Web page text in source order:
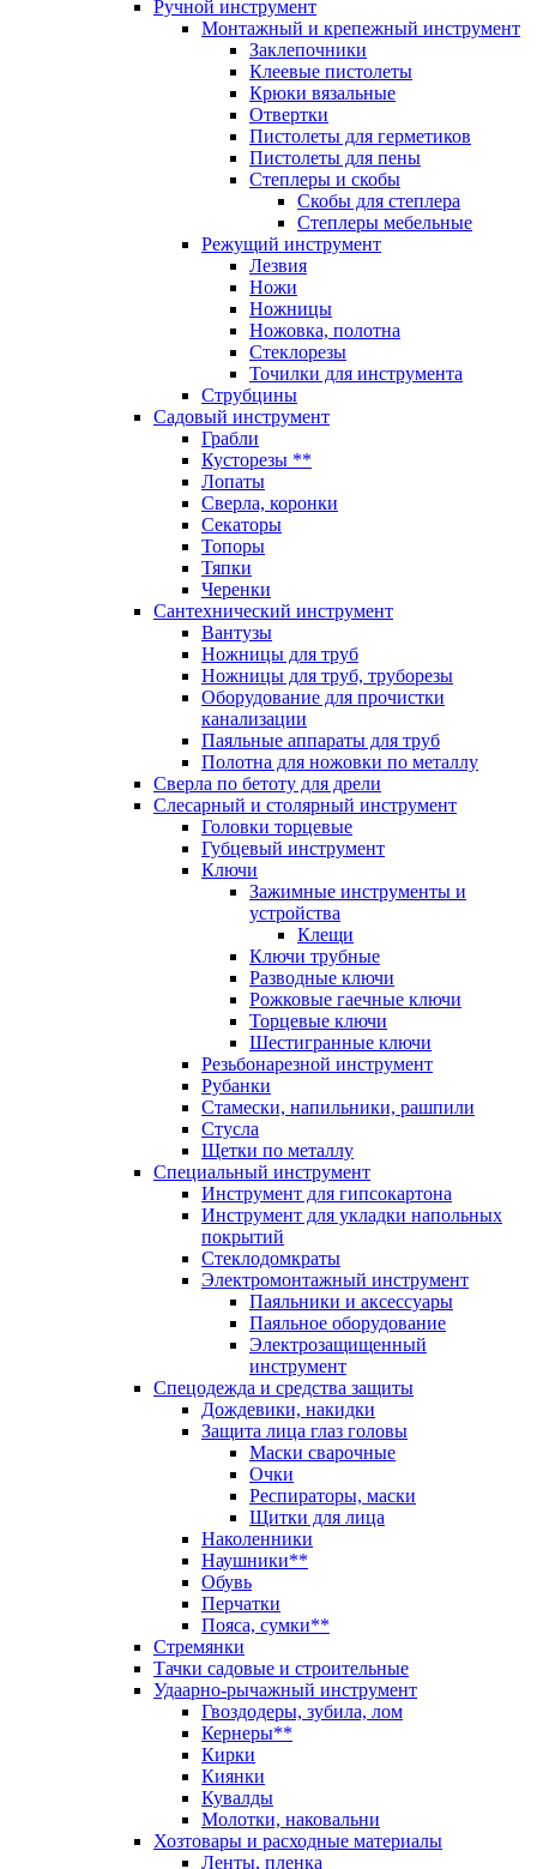
Ручной инструмент
Монтажный и крепежный инструмент
Заклепочники
Клеевые пистолеты
Крюки вязальные
Отвертки
Пистолеты для герметиков
Пистолеты для пены
Степлеры и скобы
Скобы для степлера
Степлеры мебельные
Режущий инструмент
Лезвия
Ножи
Ножницы
Ножовка, полотна
Стеклорезы
Точилки для инструмента
Струбцины
Садовый инструмент
Грабли
Кусторезы **
Лопаты
Сверла, коронки
Секаторы
Топоры
Тяпки
Черенки
Сантехнический инструмент
Вантузы
Ножницы для труб
Ножницы для труб, труборезы
Оборудование для прочистки
канализации
Паяльные аппараты для труб
Полотна для ножовки по металлу
Сверла по бетоту для дрели
Слесарный и столярный инструмент
Головки торцевые
Губцевый инструмент
Ключи
Зажимные инструменты и
устройства
Клещи
Ключи трубные
Разводные ключи
Рожковые гаечные ключи
Торцевые ключи
Шестигранные ключи
Резьбонарезной инструмент
Рубанки
Стамески, напильники, рашпили
Стусла
Щетки по металлу
Специальный инструмент
Инструмент для гипсокартона
Инструмент для укладки напольных
покрытий
Стеклодомкраты
Электромонтажный инструмент
Паяльники и аксессуары
Паяльное оборудование
Электрозащищенный
инструмент
Спецодежда и средства защиты
Дождевики, накидки
Защита лица глаз головы
Маски сварочные
Очки
Респираторы, маски
Щитки для лица
Наколенники
Наушники**
Обувь
Перчатки
Пояса, сумки**
Стремянки
Тачки садовые и строительные
Удаарно-рычажный инструмент
Гвоздодеры, зубила, лом
Кернеры**
Кирки
Киянки
Кувалды
Молотки, наковальни
Хозтовары и расходные материалы
Ленты, пленка